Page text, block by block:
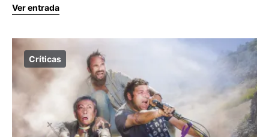
Ver entrada
Críticas